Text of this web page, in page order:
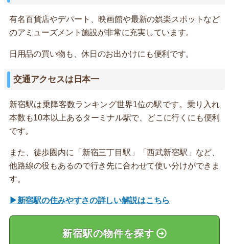
有名百貨店やデパート、映画館や最新の娯楽スポットなど
のアミューズメント施設が非常に充実しています。
日用品の買い物も、休日のお出かけにも便利です。
交通アクセスは日本一
新宿駅は乗降客数ランキング世界1位の駅です。乗り入れ
本数も10本以上あるターミナル駅で、どこに行くにも便利
です。
また、徒歩圏内に「新宿三丁目駅」「西武新宿駅」など、
他路線の役もあるので行き先に合わせて使い分けができま
す。
▶新宿駅の住みやすさの詳しい解説はこちら
新宿駅の物件を探す